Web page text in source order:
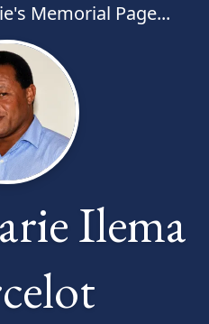
Memorial Page...
Ilema